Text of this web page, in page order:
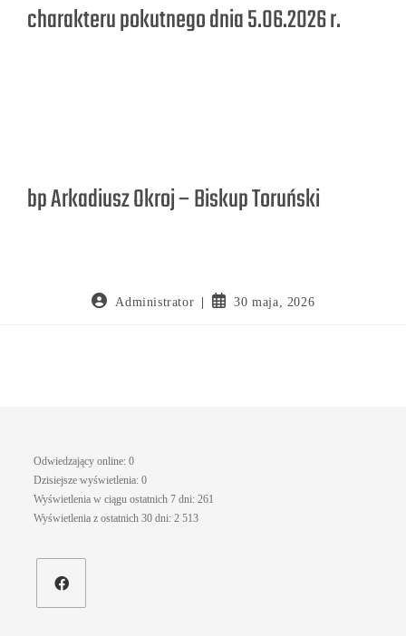
charakteru pokutnego dnia 5.06.2026 r.
bp Arkadiusz Okroj – Biskup Toruński
Administrator 30 maja, 2026
Odwiedzający online:0
Dzisiejsze wyświetlenia:0
Wyświetlenia w ciągu ostatnich 7 dni:261
Wyświetlenia z ostatnich 30 dni:2 513